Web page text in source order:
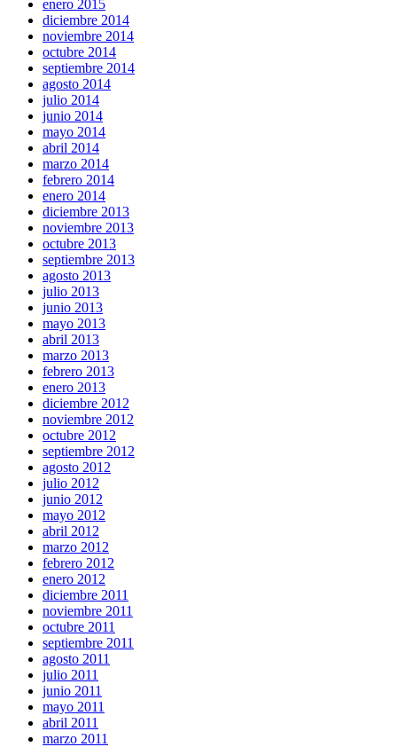
enero 2015
diciembre 2014
noviembre 2014
octubre 2014
septiembre 2014
agosto 2014
julio 2014
junio 2014
mayo 2014
abril 2014
marzo 2014
febrero 2014
enero 2014
diciembre 2013
noviembre 2013
octubre 2013
septiembre 2013
agosto 2013
julio 2013
junio 2013
mayo 2013
abril 2013
marzo 2013
febrero 2013
enero 2013
diciembre 2012
noviembre 2012
octubre 2012
septiembre 2012
agosto 2012
julio 2012
junio 2012
mayo 2012
abril 2012
marzo 2012
febrero 2012
enero 2012
diciembre 2011
noviembre 2011
octubre 2011
septiembre 2011
agosto 2011
julio 2011
junio 2011
mayo 2011
abril 2011
marzo 2011